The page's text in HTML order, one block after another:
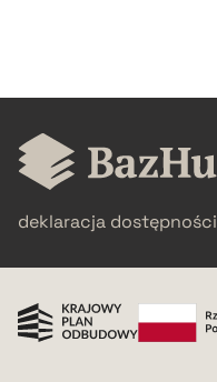
BIBTEX
pobierz cytat
deklaracja dostępności